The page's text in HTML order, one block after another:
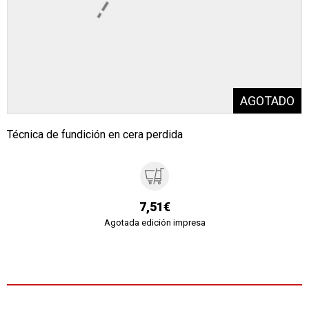
Técnica de fundición en cera perdida
7,51€
Agotada edición impresa